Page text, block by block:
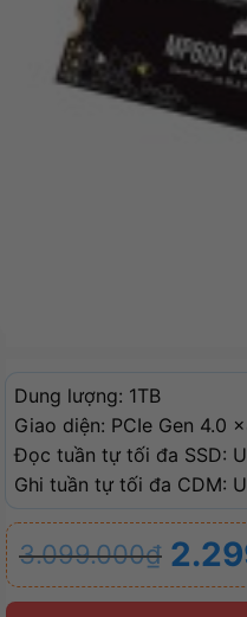
Dung lượng: 1TB
Giao diện: PCIe Gen 4.0
Đọc tuần tự tối đa SSD:
Ghi tuần tự tối đa CDM:
3.099.000₫
Giá
gốc
Giá
hiện